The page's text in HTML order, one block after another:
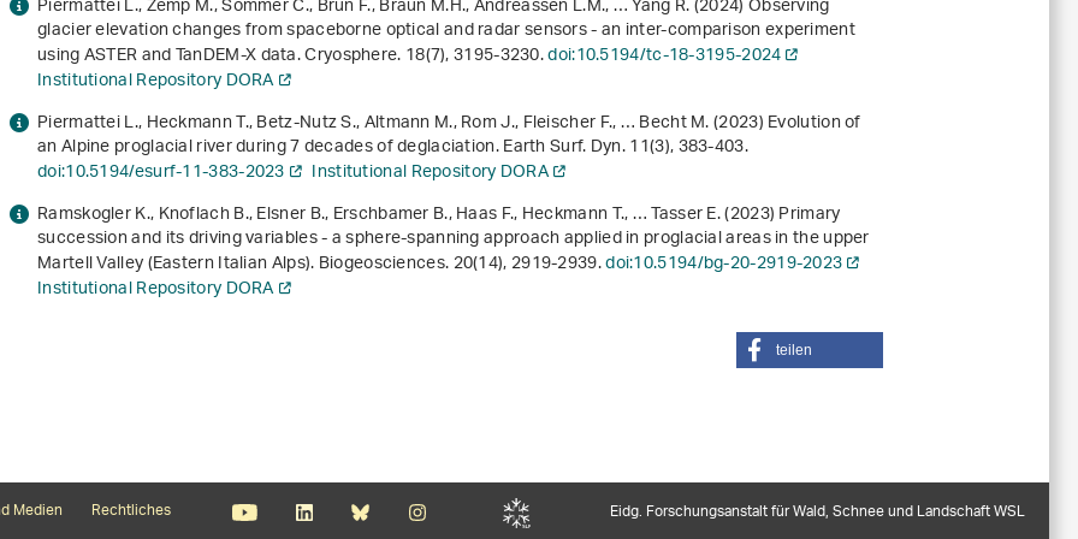
glacier elevation changes from spaceborne optical and radar sensors - an inter-comparison experiment
using ASTER and TanDEM-X data. Cryosphere.18(7), 3195-3230.doi:10.5194/tc-18-3195-2024
Institutional Repository DORA
Piermattei L., Heckmann T., Betz-Nutz S., Altmann M., Rom J., Fleischer F., … Becht M. (2023) Evolution of
an Alpine proglacial river during 7 decades of deglaciation. Earth Surf. Dyn.11(3), 383-403.
doi:10.5194/esurf-11-383-2023
Institutional Repository DORA
Ramskogler K., Knoflach B., Elsner B., Erschbamer B., Haas F., Heckmann T., … Tasser E. (2023) Primary
succession and its driving variables - a sphere-spanning approach applied in proglacial areas in the upper
Martell Valley (Eastern Italian Alps). Biogeosciences.20(14), 2919-2939.doi:10.5194/bg-20-2919-2023
Institutional Repository DORA
teilen
Medien Rechtliches Eidg. Forschungsanstalt für Wald, Schnee und Landschaft WSL